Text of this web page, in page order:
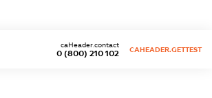
0 (800) 210 102
caHeader.contact
CAHEADER.GETTEST